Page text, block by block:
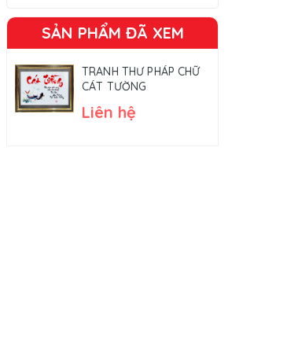
SẢN PHẨM ĐÃ XEM
TRANH THƯ PHÁP CHỮ
CÁT TƯỜNG
Liên hệ